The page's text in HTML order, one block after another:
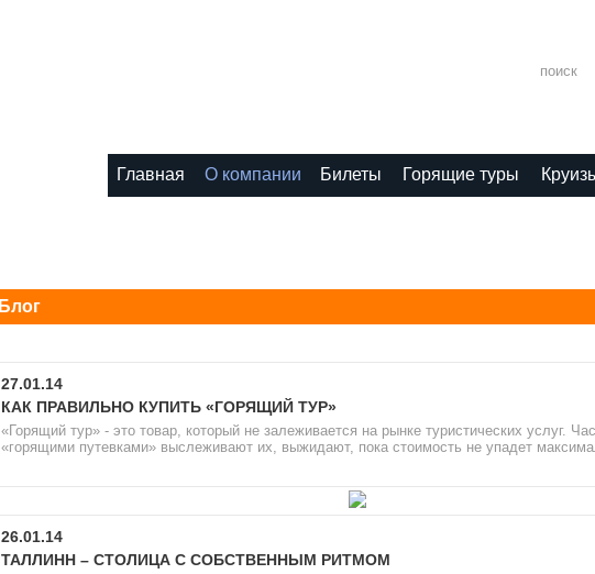
Главная О компании Билеты Горящие туры
Блог
27.01.14
КАК ПРАВИЛЬНО КУПИТЬ «ГОРЯЩИЙ ТУР»
«Горящий тур» - это товар, который не залеживается на рынке туристических услуг.
«горящими путевками» выслеживают их, выжидают, пока стоимость не упадет
26.01.14
ТАЛЛИНН – СТОЛИЦА С СОБСТВЕННЫМ РИТМОМ